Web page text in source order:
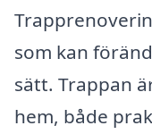
som kan
sätt. Trappan
hem, både